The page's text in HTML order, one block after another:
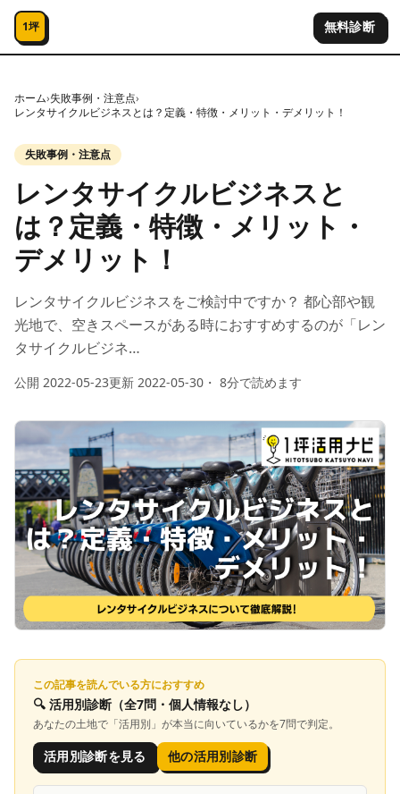
コンテンツへスキップ
1坪 無料診断
ホーム›失敗事例・注意点›
レンタサイクルビジネスとは？定義・特徴・メリット・デメリット！
失敗事例・注意点
レンタサイクルビジネスと
は？定義・特徴・メリット・
デメリット！
レンタサイクルビジネスをご検討中ですか？ 都心部や観
光地で、空きスペースがある時におすすめするのが「レン
タサイクルビジネ…
公開 2022-05-23更新 2022-05-30 ・ 8分で読めます
この記事を読んでいる方におすすめ
🔍 活用別診断 （全7問・個人情報なし）
あなたの土地で「活用別 」が本当に向いているかを7問で判定。
活用別診断を見る 他の活用別診断